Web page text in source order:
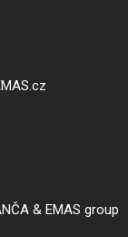
& EMAS group